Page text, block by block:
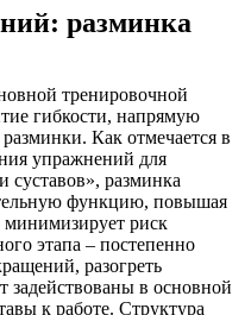
разминка
тренировочной
гибкости, напрямую
Как отмечается в
упражнений для
суставов», разминка
функцию, повышая
минимизирует риск
этапа – постепенно
разогреть
в основной
к работе. Структура